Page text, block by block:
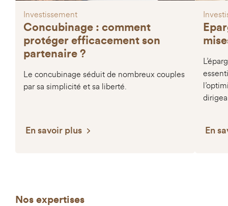
Investissement
Concubinage : comment
protéger efficacement son
partenaire ?
Le concubinage séduit de nombreux couples
par sa simplicité et sa liberté.
En savoir plus En
Nos expertises